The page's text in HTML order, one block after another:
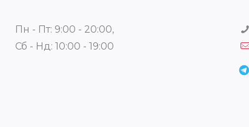
Пн - Пт: 9:00 - 20:00,
Сб - Нд: 10:00 - 19:00